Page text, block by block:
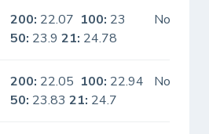
200: 22.07 100: 23
50: 23.921: 24.78
No
200: 22.05 100: 22.94
50: 23.8321: 24.7
No